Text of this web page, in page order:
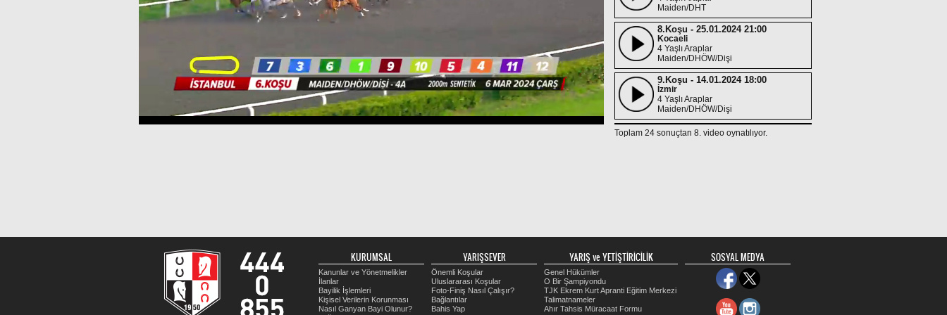
Maiden/DHT
8.Koşu - 25.01.2024 21:00
Kocaeli
4 Yaşlı Araplar
Maiden/DHÖW/Dişi
9.Koşu - 14.01.2024 18:00
İzmir
4 Yaşlı Araplar
Maiden/DHÖW/Dişi
9.Koşu - 24.12.2023 18:00
3 Yaşlı Araplar
Maiden/DHÖW/Dişi
5.Koşu - 28.07.2023 15:30
Bursa
Maiden/DHÖW/Dişi
Toplam 24 sonuçtan 8. video oynatılıyor.
KURUMSAL
Kanunlar ve Yönetmelikler
İlanlar
Bayilik İşlemleri
Kişisel Verilerin Korunması
Nasıl Ganyan Bayi Olunur?
YARIŞSEVER
Önemli Koşular
Uluslararası Koşular
Foto-Finiş Nasıl Çalışır?
Bağlantılar
Bahis Yap
YARIŞ ve YETİŞTİRİCİLİK
Genel Hükümler
O Bir Şampiyondu
TJK Ekrem Kurt Apranti Eğitim Merkezi
Talimatnameler
Ahır Tahsis Müracaat Formu
SOSYAL MEDYA